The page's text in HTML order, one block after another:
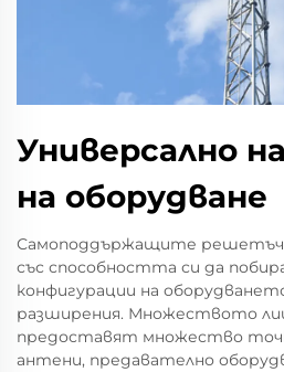
Универсално
на оборудване
Самоподдържащите
със способността си да
конфигурации на
разширения. Множеството
предоставят множество
антени, предавателно